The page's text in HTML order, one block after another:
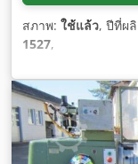
สภาพ: ใช้แล้ว, ปีที่ผ
1527,